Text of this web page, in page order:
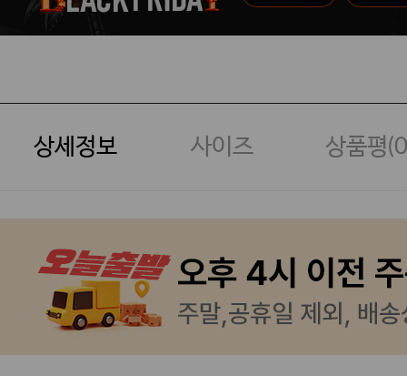
상세정보 사이즈 상품평(0